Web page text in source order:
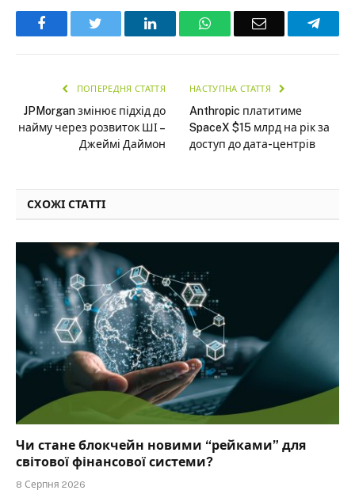
Facebook LinkedInWhatsAppEmail
ПОПЕРЕДНЯ СТАТТЯ
JPMorgan змінює підхід до
найму через розвиток ШІ –
Джеймі Даймон
НАСТУПНА СТАТТЯ
Anthropic платитиме
SpaceX $15 млрд на рік за
доступ до дата-центрів
СХОЖІ СТАТТІ
Чи стане блокчейн новими “рейками” для
світової фінансової системи?
8 Серпня 2026